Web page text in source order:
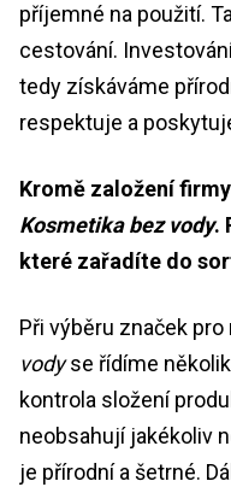
příjemné na použití.
cestování.
tedy získáváme
respektuje a
Kromě založení
Kosmetika bez vody.
které zařadíte do
Při výběru značek pro
vodyse řídíme
kontrola složení
neobsahují jakékoliv
je přírodní a šetrné.